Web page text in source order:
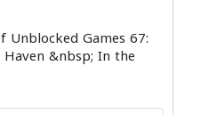
Games 67:
&nbsp; In the